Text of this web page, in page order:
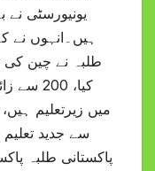
یونیورسٹی نے
ہیں۔انہوں نے
طلبہ نے چین کی
کیا،
میں زیرتعلیم
سے جدید
پاکستانی طلبہ